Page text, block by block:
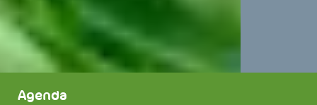
Agenda